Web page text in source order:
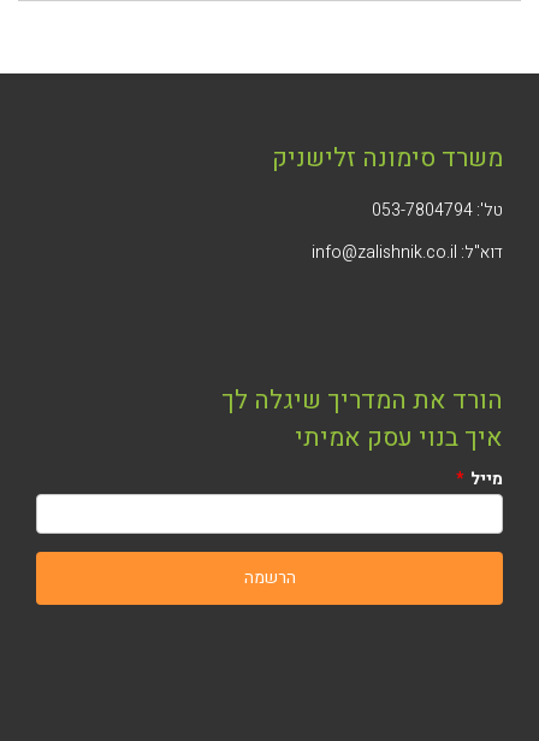
משרד סימונה זלישניק
טל': 053-7804794
דוא"ל: info@zalishnik.co.il
הורד את המדריך שיגלה לך
איך בנוי עסק אמיתי
מייל